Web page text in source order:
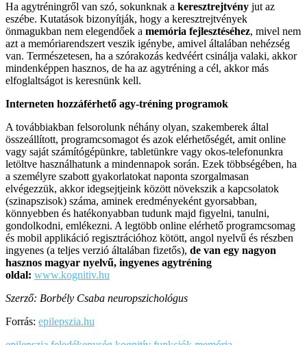
Ha agytréningről van szó, sokunknak a keresztrejtvény jut az
eszébe. Kutatások bizonyítják, hogy a keresztrejtvények
önmagukban nem elegendőek a memória fejlesztéséhez, mivel nem
azt a memóriarendszert veszik igénybe, amivel általában nehézség
van. Természetesen, ha a szórakozás kedvéért csinálja valaki, akkor
mindenképpen hasznos, de ha az agytréning a cél, akkor más
elfoglaltságot is keresnünk kell.
Interneten hozzáférhető agy-tréning programok
A továbbiakban felsorolunk néhány olyan, szakemberek által
összeállított, programcsomagot és azok elérhetőségét, amit online
vagy saját számítógépünkre, tabletünkre vagy okos-telefonunkra
letöltve használhatunk a mindennapok során. Ezek többségében, ha
a személyre szabott gyakorlatokat naponta szorgalmasan
elvégezzük, akkor idegsejtjeink között növekszik a kapcsolatok
(szinapszisok) száma, aminek eredményeként gyorsabban,
könnyebben és hatékonyabban tudunk majd figyelni, tanulni,
gondolkodni, emlékezni. A legtöbb online elérhető programcsomag
és mobil applikáció regisztrációhoz kötött, angol nyelvű és részben
ingyenes (a teljes verzió általában fizetős), de van egy nagyon
hasznos magyar nyelvű, ingyenes agytréning
oldal: www.kognitiv.hu
Szerző: Borbély Csaba neuropszichológus
Forrás: epilepszia.hu